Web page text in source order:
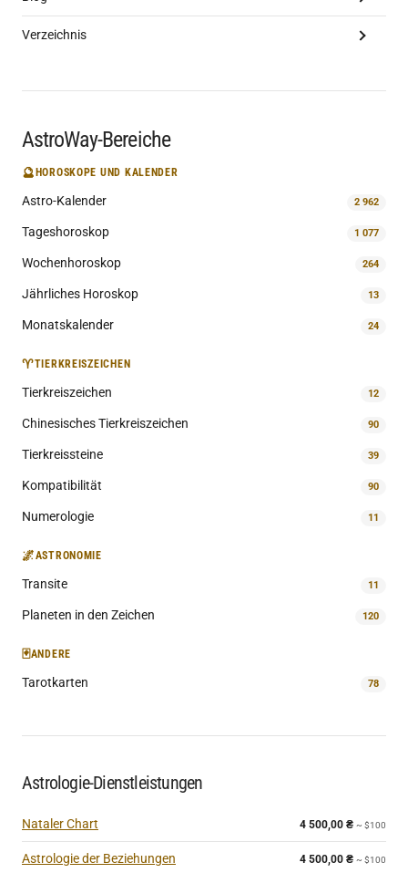
Verzeichnis
AstroWay-Bereiche
🔮HOROSKOPE UND KALENDER
Astro-Kalender 2 962
Tageshoroskop 1 077
Wochenhoroskop 264
Jährliches Horoskop 13
Monatskalender 24
♈TIERKREISZEICHEN
Tierkreiszeichen 12
Chinesisches Tierkreiszeichen 90
Tierkreissteine 39
Kompatibilität 90
Numerologie 11
🌌ASTRONOMIE
Transite 11
Planeten in den Zeichen 120
🃏ANDERE
Tarotkarten 78
Astrologie-Dienstleistungen
Nataler Chart 4 500,00 ₴ ~ $100
Astrologie der Beziehungen 4 500,00 ₴ ~ $100